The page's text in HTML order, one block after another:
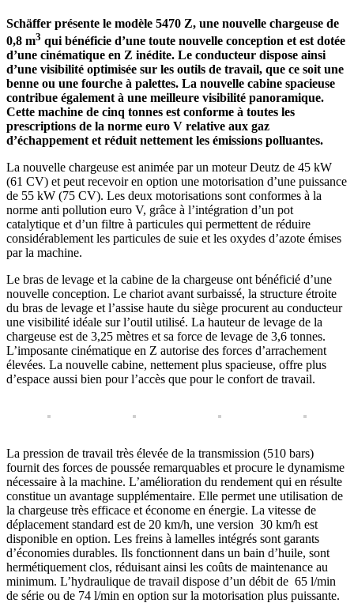
Schäffer présente le modèle 5470 Z, une nouvelle chargeuse de
0,8 m3 qui bénéficie d’une toute nouvelle conception et est dotée
d’une cinématique en Z inédite. Le conducteur dispose ainsi
d’une visibilité optimisée sur les outils de travail, que ce soit une
benne ou une fourche à palettes. La nouvelle cabine spacieuse
contribue également à une meilleure visibilité panoramique.
Cette machine de cinq tonnes est conforme à toutes les
prescriptions de la norme euro V relative aux gaz
d’échappement et réduit nettement les émissions polluantes.
La nouvelle chargeuse est animée par un moteur Deutz de 45 kW
(61 CV) et peut recevoir en option une motorisation d’une puissance
de 55 kW (75 CV). Les deux motorisations sont conformes à la
norme anti pollution euro V, grâce à l’intégration d’un pot
catalytique et d’un filtre à particules qui permettent de réduire
considérablement les particules de suie et les oxydes d’azote émises
par la machine.
Le bras de levage et la cabine de la chargeuse ont bénéficié d’une
nouvelle conception. Le chariot avant surbaissé, la structure étroite
du bras de levage et l’assise haute du siège procurent au conducteur
une visibilité idéale sur l’outil utilisé. La hauteur de levage de la
chargeuse est de 3,25 mètres et sa force de levage de 3,6 tonnes.
L’imposante cinématique en Z autorise des forces d’arrachement
élevées. La nouvelle cabine, nettement plus spacieuse, offre plus
d’espace aussi bien pour l’accès que pour le confort de travail.
La pression de travail très élevée de la transmission (510 bars)
fournit des forces de poussée remarquables et procure le dynamisme
nécessaire à la machine. L’amélioration du rendement qui en résulte
constitue un avantage supplémentaire. Elle permet une utilisation de
la chargeuse très efficace et économe en énergie. La vitesse de
déplacement standard est de 20 km/h, une version 30 km/h est
disponible en option. Les freins à lamelles intégrés sont garants
d’économies durables. Ils fonctionnent dans un bain d’huile, sont
hermétiquement clos, réduisant ainsi les coûts de maintenance au
minimum. L’hydraulique de travail dispose d’un débit de 65 l/min
de série ou de 74 l/min en option sur la motorisation plus puissante.